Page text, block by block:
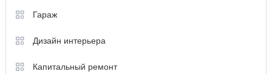
Гараж
Дизайн интерьера
Капитальный ремонт